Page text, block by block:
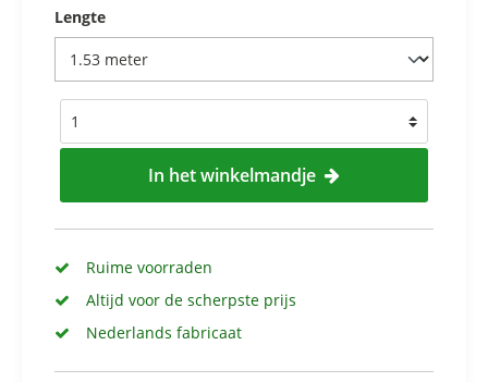
Lengte
In het winkelmandje
Ruime voorraden
Altijd voor de scherpste prijs
Nederlands fabricaat